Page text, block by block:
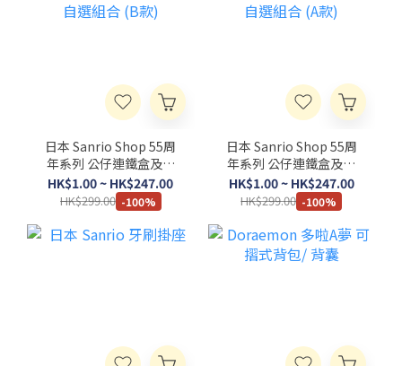
日本 Sanrio Shop 55周
年系列 公仔連鐵盒及賀
卡自選組合 (B款)
HK$1.00 ~ HK$247.00
HK$299.00 -100%
日本 Sanrio Shop 55周
年系列 公仔連鐵盒及賀
卡自選組合 (A款)
HK$1.00 ~ HK$247.00
HK$299.00 -100%